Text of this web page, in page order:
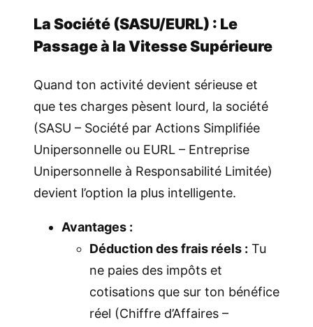
La Société (SASU/EURL) : Le
Passage à la Vitesse Supérieure
Quand ton activité devient sérieuse et
que tes charges pèsent lourd, la société
(SASU – Société par Actions Simplifiée
Unipersonnelle ou EURL – Entreprise
Unipersonnelle à Responsabilité Limitée)
devient l’option la plus intelligente.
Avantages :
Déduction des frais réels : Tu
ne paies des impôts et
cotisations que sur ton bénéfice
réel (Chiffre d’Affaires –